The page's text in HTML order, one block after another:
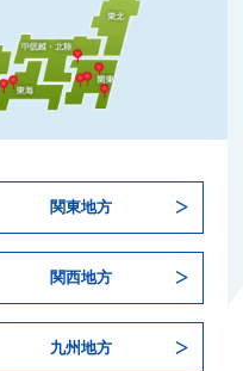
関東地方
関西地方
九州地方